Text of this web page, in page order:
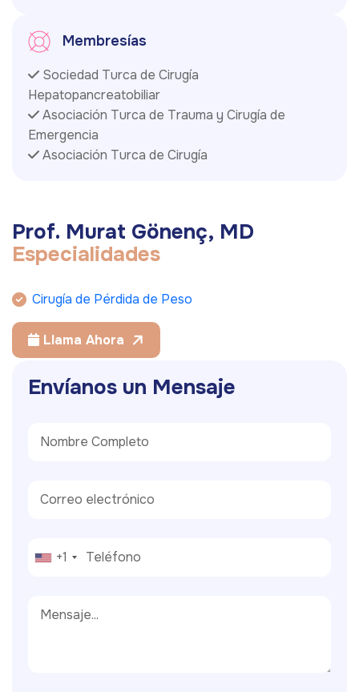
Membresías
Sociedad Turca de Cirugía
Hepatopancreatobiliar
Asociación Turca de Trauma y Cirugía de
Emergencia
Asociación Turca de Cirugía
Prof. Murat Gönenç, MD
Especialidades
Cirugía de Pérdida de Peso
Llama Ahora
Envíanos un Mensaje
+1